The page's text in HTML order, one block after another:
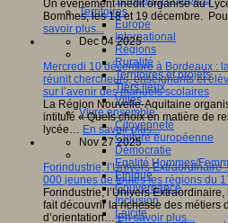
Territoires
Europe
International
Régions
Ruralité
Territoires et projets
Tiers lieux
Villes
Vivre ensemble
Citoyenneté
Culture européenne
Démocratie
Egalité Hommes/
Ethique
Gouvernance
Inclusion
Laïcité
Un événement inédit organisé au
Bommes, les 18 et 19 décembre.
savoir plus...
Dec 04 2025
Mercredi 10 décembre à Bordeaux :
réunit chercheurs, enseignants et
sur l’avenir des manuels scolaires
La Région Nouvelle-Aquitaine
intitulé « Quels choix en matière de
lycée… En savoir plus...
Nov 27 2025
Forindustrie, l’Univers
000 jeunes de toutes les régions du
Forindustrie, l’Univers
fait découvrir la richesse des métiers
d’orientation…En savoir plus...